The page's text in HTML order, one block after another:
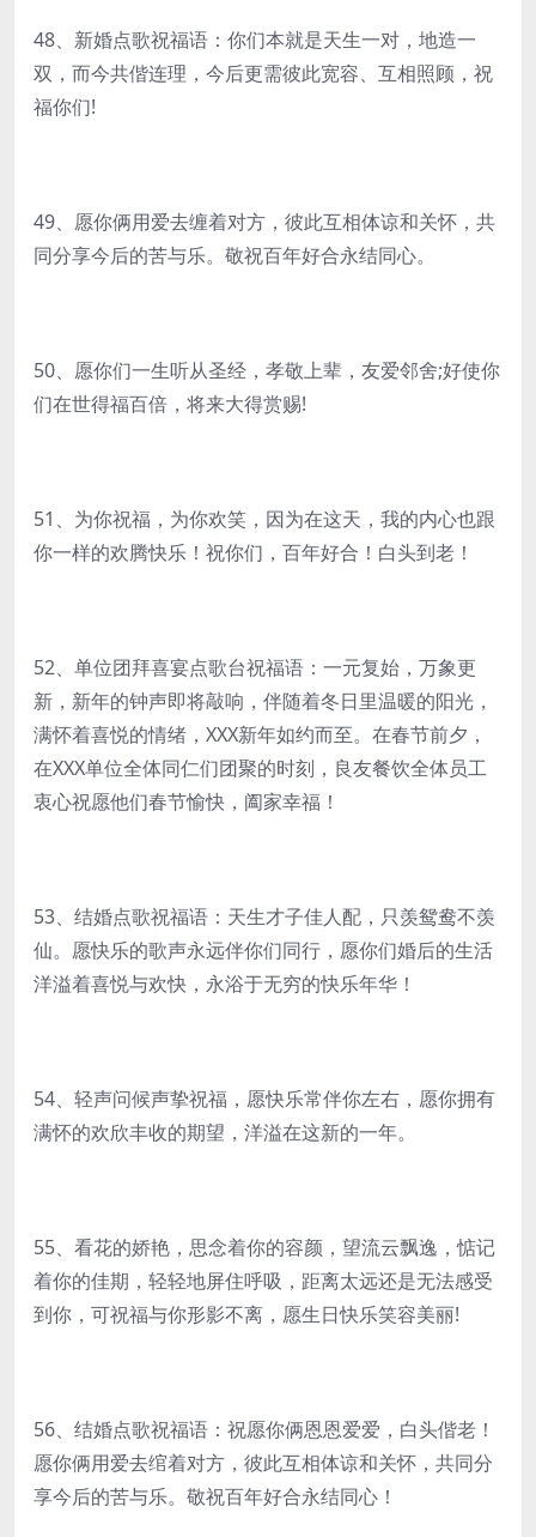
48、新婚点歌祝福语：你们本就是天生一对，地造一
双，而今共偕连理，今后更需彼此宽容、互相照顾，祝
福你们!
49、愿你俩用爱去缠着对方，彼此互相体谅和关怀，共
同分享今后的苦与乐。敬祝百年好合永结同心。
50、愿你们一生听从圣经，孝敬上辈，友爱邻舍;好使你
们在世得福百倍，将来大得赏赐!
51、为你祝福，为你欢笑，因为在这天，我的内心也跟
你一样的欢腾快乐！祝你们，百年好合！白头到老！
52、单位团拜喜宴点歌台祝福语：一元复始，万象更
新，新年的钟声即将敲响，伴随着冬日里温暖的阳光，
满怀着喜悦的情绪，XXX新年如约而至。在春节前夕，
在XXX单位全体同仁们团聚的时刻，良友餐饮全体员工
衷心祝愿他们春节愉快，阖家幸福！
53、结婚点歌祝福语：天生才子佳人配，只羡鸳鸯不羡
仙。愿快乐的歌声永远伴你们同行，愿你们婚后的生活
洋溢着喜悦与欢快，永浴于无穷的快乐年华！
54、轻声问候声挚祝福，愿快乐常伴你左右，愿你拥有
满怀的欢欣丰收的期望，洋溢在这新的一年。
55、看花的娇艳，思念着你的容颜，望流云飘逸，惦记
着你的佳期，轻轻地屏住呼吸，距离太远还是无法感受
到你，可祝福与你形影不离，愿生日快乐笑容美丽!
56、结婚点歌祝福语：祝愿你俩恩恩爱爱，白头偕老！
愿你俩用爱去绾着对方，彼此互相体谅和关怀，共同分
享今后的苦与乐。敬祝百年好合永结同心！